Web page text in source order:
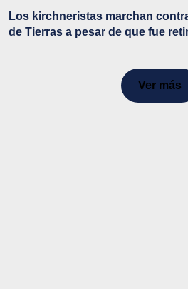
Los kirchneristas marchan
de Tierras a pesar de que fue
Ver más